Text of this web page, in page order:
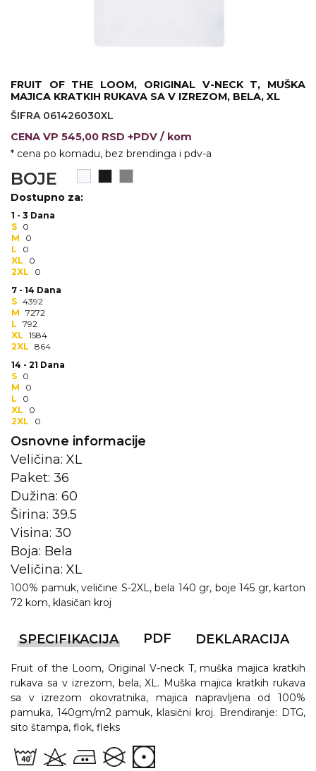
STRETCH TOPS
SUBLIMACIJA
CRICKET UPALJAČI
ŠIBICA
JAKNE I PRSLUCI
HYGIENIC KOLEKCIJA
OKOVRATNE ID TRAKICE
PRIBOR ZA PISANJE
NARUKVICE ZA ŽURKE I
DOGAĐAJE
ID PLOČICA
TERMOSI
BOCE
TEHNOLOGIJA
KANCELARIJA
KUĆNI SETOVI
OLOVKE
PRIVESCI & ALATI
TORBE & PUTOVANJE
RADNA OPREMA
FRUIT OF THE LOOM, ORIGINAL V-NECK T, MUŠKA
MAJICA KRATKIH RUKAVA SA V IZREZOM, BELA, XL
ŠIFRA 061426030XL
CENA VP 545,00 RSD +PDV / kom
* cena po komadu, bez brendinga i pdv-a
BOJE
Dostupno za:
1 - 3 Dana
S 0
M
0
L
0
XL
0
2XL
0
7 - 14 Dana
S 4392
M 7272
L 792
XL 1584
2XL 864
14 - 21 Dana
S 0
M
0
L
0
XL
0
2XL
0
Osnovne informacije
Veličina: XL
Paket: 36
Dužina: 60
Širina: 39.5
Visina: 30
Boja: Bela
Veličina: XL
100% pamuk, veličine S-2XL, bela 140 gr, boje 145 gr, karton
72 kom, klasičan kroj
SPECIFIKACIJA PDF DEKLARACIJA
Fruit of the Loom, Original V-neck T, muška majica kratkih
rukava sa v izrezom, bela, XL. Muška majica kratkih rukava
sa v izrezom okovratnika, majica napravljena od 100%
pamuka, 140gm/m2 pamuk, klasični kroj. Brendiranje: DTG,
sito štampa, flok, fleks